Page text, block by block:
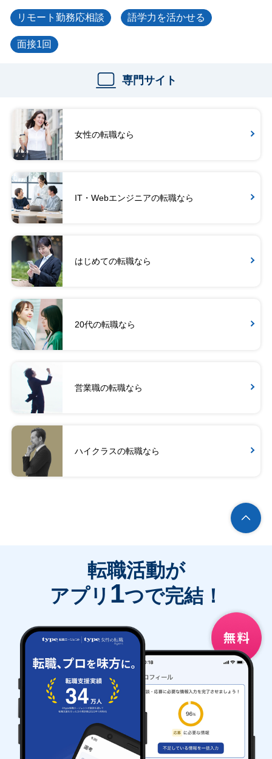
リモート勤務応相談 語学力を活かせる
面接1回
専門サイト
女性の転職なら
IT・Webエンジニアの転職なら
はじめての転職なら
20代の転職なら
営業職の転職なら
ハイクラスの転職なら
転職活動が
アプリ 1つで完結！